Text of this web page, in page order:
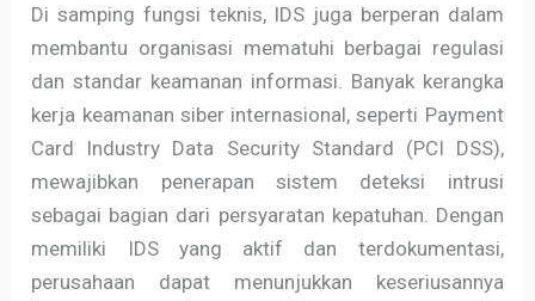
Di samping fungsi teknis, IDS juga berperan dalam
membantu organisasi mematuhi berbagai regulasi
dan standar keamanan informasi. Banyak kerangka
kerja keamanan siber internasional, seperti Payment
Card Industry Data Security Standard (PCI DSS),
mewajibkan penerapan sistem deteksi intrusi
sebagai bagian dari persyaratan kepatuhan. Dengan
memiliki IDS yang aktif dan terdokumentasi,
perusahaan dapat menunjukkan keseriusannya